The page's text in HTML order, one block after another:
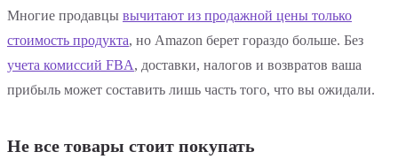
Многие продавцы вычитают из продажной цены только
стоимость продукта, но Amazon берет гораздо больше. Без
учета комиссий FBA, доставки, налогов и возвратов ваша
прибыль может составить лишь часть того, что вы ожидали.
Не все товары стоит покупать